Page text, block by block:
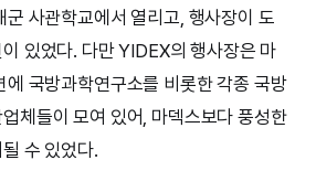
군 사관학교에서 열리고, 행사장이 도
있었다. 다만 YIDEX의 행사장은 마
에 국방과학연구소를 비롯한 각종 국방
체들이 모여 있어, 마덱스보다 풍성한
수 있었다.